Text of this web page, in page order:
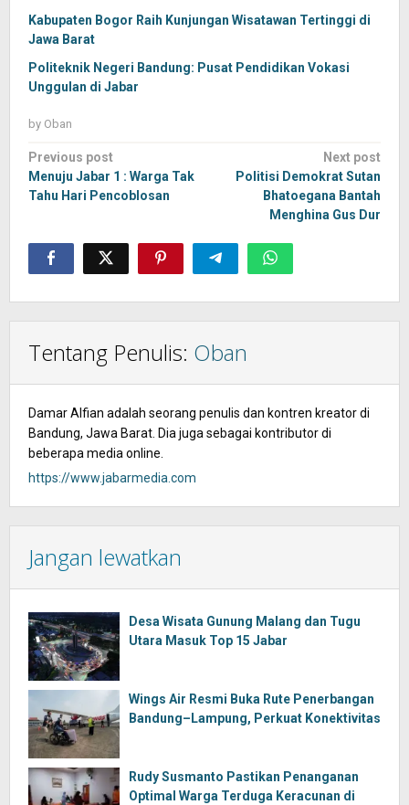
Kabupaten Bogor Raih Kunjungan Wisatawan Tertinggi di
Jawa Barat
Politeknik Negeri Bandung: Pusat Pendidikan Vokasi
Unggulan di Jabar
by Oban
Post
navigation
Previous post
Menuju Jabar 1 : Warga Tak
Tahu Hari Pencoblosan
Next post
Politisi Demokrat Sutan
Bhatoegana Bantah
Menghina Gus Dur
Tentang Penulis: Oban
Damar Alfian adalah seorang penulis dan kontren kreator di
Bandung, Jawa Barat. Dia juga sebagai kontributor di
beberapa media online.
https://www.jabarmedia.com
Jangan lewatkan
Desa Wisata Gunung Malang dan Tugu
Utara Masuk Top 15 Jabar
Wings Air Resmi Buka Rute Penerbangan
Bandung–Lampung, Perkuat Konektivitas
Rudy Susmanto Pastikan Penanganan
Optimal Warga Terduga Keracunan di